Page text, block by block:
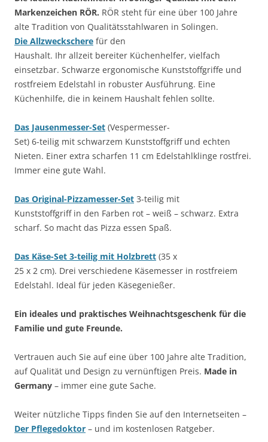
Markenzeichen RÖR. RÖR steht für eine über 100 Jahre
alte Tradition von Qualitätsstahlwaren in Solingen.
Die Allzweckschere für den
Haushalt. Ihr allzeit bereiter Küchenhelfer, vielfach
einsetzbar. Schwarze ergonomische Kunststoffgriffe und
rostfreiem Edelstahl in robuster Ausführung. Eine
Küchenhilfe, die in keinem Haushalt fehlen sollte.
Das Jausenmesser-Set (Vespermesser-
Set) 6-teilig mit schwarzem Kunststoffgriff und echten
Nieten. Einer extra scharfen 11 cm Edelstahlklinge rostfrei.
Immer eine gute Wahl.
Das Original-Pizzamesser-Set 3-teilig mit
Kunststoffgriff in den Farben rot – weiß – schwarz. Extra
scharf. So macht das Pizza essen Spaß.
Das Käse-Set 3-teilig mit Holzbrett (35 x
25 x 2 cm). Drei verschiedene Käsemesser in rostfreiem
Edelstahl. Ideal für jeden Käsegenießer.
Ein ideales und praktisches Weihnachtsgeschenk für die
Familie und gute Freunde.
Vertrauen auch Sie auf eine über 100 Jahre alte Tradition,
auf Qualität und Design zu vernünftigen Preis. Made in
Germany – immer eine gute Sache.
Weiter nützliche Tipps finden Sie auf den Internetseiten –
Der Pflegedoktor – und im kostenlosen Ratgeber.